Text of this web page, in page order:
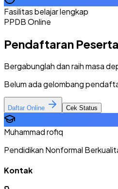
Fasilitas belajar lengkap
PPDB Online
Pendaftaran
Bergabunglah dan raih masa
Belum ada gelombang
Daftar Online Cek Status
Muhammad rofiq
Pendidikan Nonformal
Kontak